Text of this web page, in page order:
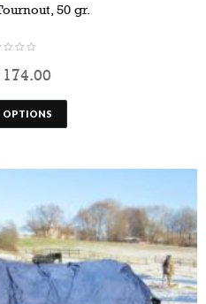
50 gr.
OPTIONS